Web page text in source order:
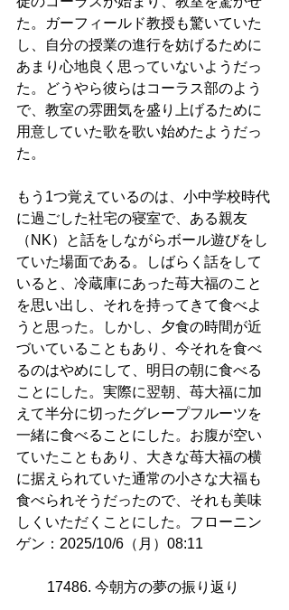
た。ガーフィールド教授も驚いていた
し、自分の授業の進行を妨げるために
あまり心地良く思っていないようだっ
た。どうやら彼らはコーラス部のよう
で、教室の雰囲気を盛り上げるために
用意していた歌を歌い始めたようだっ
た。
もう1つ覚えているのは、小中学校時代
に過ごした社宅の寝室で、ある親友
（NK）と話をしながらボール遊びをし
ていた場面である。しばらく話をして
いると、冷蔵庫にあった苺大福のこと
を思い出し、それを持ってきて食べよ
うと思った。しかし、夕食の時間が近
づいていることもあり、今それを食べ
るのはやめにして、明日の朝に食べる
ことにした。実際に翌朝、苺大福に加
えて半分に切ったグレープフルーツを
一緒に食べることにした。お腹が空い
ていたこともあり、大きな苺大福の横
に据えられていた通常の小さな大福も
食べられそうだったので、それも美味
しくいただくことにした。フローニン
ゲン：2025/10/6（月）08:11
17486. 今朝方の夢の振り返り